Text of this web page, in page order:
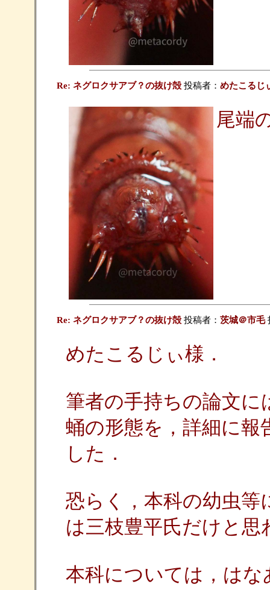
Re: ネグロクサアブ？の抜け殻投稿者： めたこるじ
尾端
Re: ネグロクサアブ？の抜け殻投稿者： 茨城＠市毛
めたこるじぃ様．
筆者の手持ちの論文
蛹の形態を，詳細に
した．
恐らく，本科の幼虫
は三枝豊平氏だけと思
本科については，はな